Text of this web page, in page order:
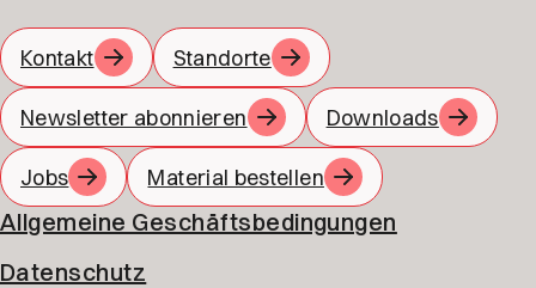
Kontakt Standorte
Newsletter abonnieren Downloads
Jobs Material bestellen
Allgemeine Geschäftsbedingungen
Datenschutz